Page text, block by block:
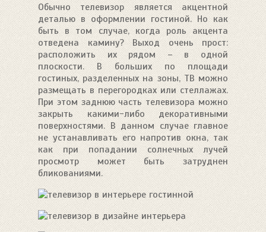
Обычно телевизор является акцентной
деталью в оформлении гостиной. Но как
быть в том случае, когда роль акцента
отведена камину? Выход очень прост:
расположить их рядом – в одной
плоскости. В больших по площади
гостиных, разделенных на зоны, ТВ можно
размещать в перегородках или стеллажах.
При этом заднюю часть телевизора можно
закрыть какими-либо декоративными
поверхностями. В данном случае главное
не устанавливать его напротив окна, так
как при попадании солнечных лучей
просмотр может быть затруднен
бликованиями.